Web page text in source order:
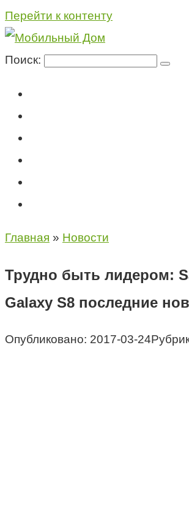
Перейти к контенту
Поиск:
Главная » Новости
Трудно быть лидером:
Galaxy S8 последние
Опубликовано: 2017-03-24